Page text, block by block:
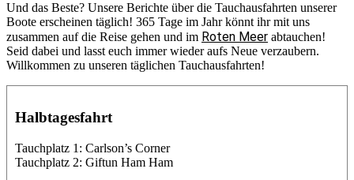
Und das Beste? Unsere Berichte über die Tauchausfahrten unserer
Boote erscheinen täglich! 365 Tage im Jahr könnt ihr mit uns
zusammen auf die Reise gehen und im Roten Meer abtauchen!
Seid dabei und lasst euch immer wieder aufs Neue verzaubern.
Willkommen zu unseren täglichen Tauchausfahrten!
Halbtagesfahrt
Tauchplatz 1: Carlson’s Corner
Tauchplatz 2: Giftun Ham Ham